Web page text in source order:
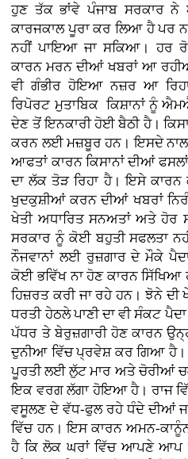
ਹੁਣ ਤੱਕ ਭਾਂਵੇ ਪੰਜਾਬ ਸਰਕਾਰ
ਕਾਰਜਕਾਲ ਪੂਰਾ ਕਰ ਲਿਆ ਹੈ ਪਰ
ਨਹੀਂ ਪਾਇਆ ਜਾ ਸਕਿਆ। ਹਰ
ਕਾਰਨ ਮਰਨ ਦੀਆਂ ਖਬਰਾਂ ਆ
ਵੀ ਗੰਭੀਰ ਹੋਇਆ ਨਜ਼ਰ ਆ ਰਿਹਾ
ਰਿਪੋਰਟ ਮੁਤਾਬਿਕ ਕਿਸ਼ਾਨਾਂ ਨੂੰ
ਦੇਣ ਤੋਂ ਇਨਕਾਰੀ ਹੋਈ ਬੈਠੀ ਹੈ।
ਕਰਨ ਲਈ ਮਜ਼ਬੂਰ ਹਨ। ਇਸਦੇ
ਆਫਤਾਂ ਕਾਰਨ ਕਿਸਾਨਾਂ ਦੀਆਂ ਫਸਲਾਂ
ਦਾ ਲੱਕ ਤੋੜ ਰਿਹਾ ਹੈ। ਇਸੇ ਕਾਰਨ
ਖੁਦਕੁਸ਼ੀਆਂ ਕਰਨ ਦੀਆਂ ਖਬਰਾਂ
ਖੇਤੀ ਅਧਾਰਿਤ ਸਨਅਤਾਂ ਅਤੇ ਹੋਰ
ਸਰਕਾਰ ਨੂੰ ਕੋਈ ਬਹੁਤੀ ਸਫਲਤਾ
ਨੌਜਵਾਨਾਂ ਲਈ ਰੁਜ਼ਗਾਰ ਦੇ ਮੌਕੇ
ਕੋਈ ਭਵਿੱਖ ਨਾ ਹੋਣ ਕਾਰਨ ਸਿੱਖਿਆ
ਹਿਜ਼ਰਤ ਕਰੀ ਜਾ ਰਹੇ ਹਨ। ਝੋਨੇ
ਧਰਤੀ ਹੇਠਲੇ ਪਾਣੀ ਦਾ ਵੀ ਸੰਕਟ
ਪੱਧਰ ਤੇ ਬੇਰੁਜ਼ਗਾਰੀ ਹੋਣ ਕਾਰਨ
ਦੁਨੀਆ ਵਿੱਚ ਪ੍ਰਵੇਸ਼ ਕਰ ਗਿਆ ਹੈ।
ਪੂਰਤੀ ਲਈ ਲੁੱਟ ਮਾਰ ਅਤੇ ਚੋਰੀਆਂ
ਇਕ ਵਰਗ ਲੱਗਾ ਹੋਇਆ ਹੈ। ਰਾਜ
ਵਸੂਲਣ ਦੇ ਵੱਧ-ਫੁਲ ਰਹੇ ਧੰਦੇ ਦੀਆਂ
ਵਿੱਚ ਹਨ। ਇਸ ਕਾਰਨ ਅਮਨ-ਕਾਨੂੰਨ
ਹੈ ਕਿ ਲੋਕ ਘਰਾਂ ਵਿੱਚ ਆਪਣੇ ਆਪ